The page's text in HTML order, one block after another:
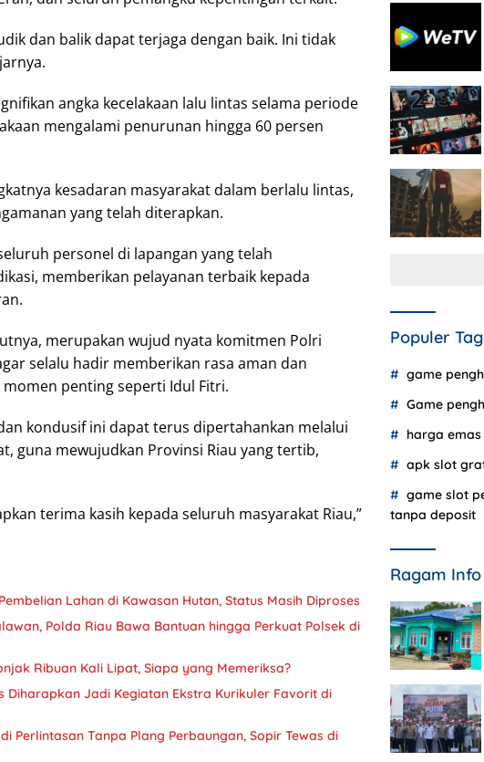
dan balik dapat terjaga dengan baik. Ini tidak
angka kecelakaan lalu lintas selama periode
mengalami penurunan hingga 60 persen
kesadaran masyarakat dalam berlalu lintas,
yang telah diterapkan.
personel di lapangan yang telah
memberikan pelayanan terbaik kepada
merupakan wujud nyata komitmen Polri
selalu hadir memberikan rasa aman dan
penting seperti Idul Fitri.
kondusif ini dapat terus dipertahankan melalui
guna mewujudkan Provinsi Riau yang tertib,
terima kasih kepada seluruh masyarakat Riau,”
Lahan di Kawasan Hutan, Status Masih Diproses
Polda Riau Bawa Bantuan hingga Perkuat Polsek di
Ribuan Kali Lipat, Siapa yang Memeriksa?
Diharapkan Jadi Kegiatan Ekstra Kurikuler Favorit di
Perlintasan Tanpa Plang Perbaungan, Sopir Tewas di
Populer Tag
game
Game
harga
apk slot
game slot
tanpa deposit
Ragam Info